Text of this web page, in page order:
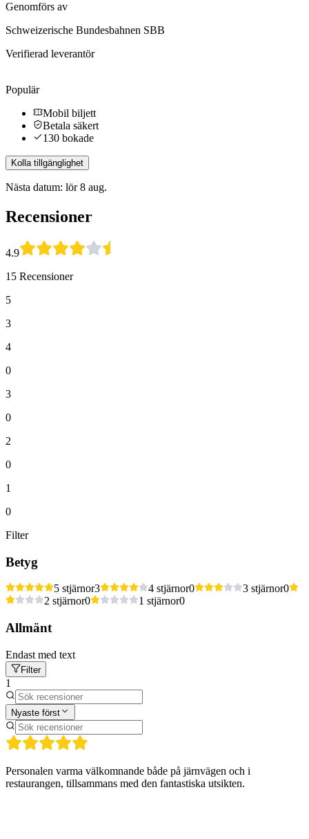
Genomförs av
Schweizerische Bundesbahnen SBB
Verifierad leverantör
Populär
Mobil biljett
Betala säkert
130 bokade
Kolla tillgänglighet
Nästa datum: lör 8 aug.
Recensioner
4.9
15 Recensioner
5
3
4
0
3
0
2
0
1
0
Filter
Betyg
5 stjärnor3 4 stjärnor0 3 stjärnor0
2 stjärnor0 1 stjärnor0
Allmänt
Endast med text
Filter
1
Nyaste först
Personalen varma välkomnande både på järnvägen och i
restaurangen, tillsammans med den fantastiska utsikten.